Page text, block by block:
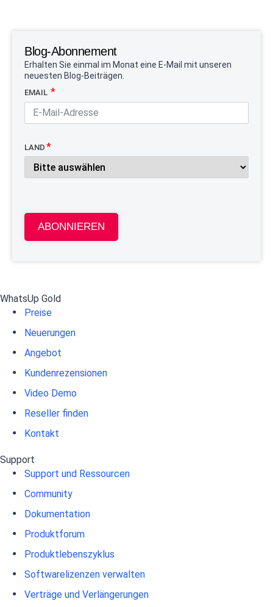
Blog-Abonnement
Erhalten Sie einmal im Monat eine E-Mail mit unseren
neuesten Blog-Beiträgen.
EMAIL
LAND
ABONNIEREN
WhatsUp Gold
Preise
Neuerungen
Angebot
Kundenrezensionen
Video Demo
Reseller finden
Kontakt
Support
Support und Ressourcen
Community
Dokumentation
Produktforum
Produktlebenszyklus
Softwarelizenzen verwalten
Verträge und Verlängerungen